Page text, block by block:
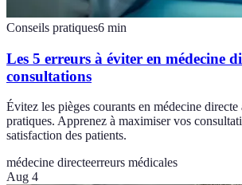
Conseils pratiques6 min
Les 5 erreurs à éviter en médecine
consultations
Évitez les pièges courants en médecine directe
pratiques. Apprenez à maximiser vos
satisfaction des patients.
médecine directeerreurs médicales
Aug 4